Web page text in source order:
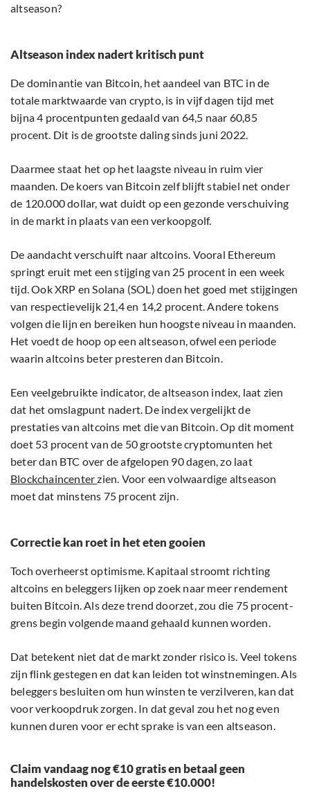
altseason?
Altseason index nadert kritisch punt
De dominantie van Bitcoin, het aandeel van BTC in de
totale marktwaarde van crypto, is in vijf dagen tijd met
bijna 4 procentpunten gedaald van 64,5 naar 60,85
procent. Dit is de grootste daling sinds juni 2022.
Daarmee staat het op het laagste niveau in ruim vier
maanden. De koers van Bitcoin zelf blijft stabiel net onder
de 120.000 dollar, wat duidt op een gezonde verschuiving
in de markt in plaats van een verkoopgolf.
De aandacht verschuift naar altcoins. Vooral Ethereum
springt eruit met een stijging van 25 procent in een week
tijd. Ook XRP en Solana (SOL) doen het goed met stijgingen
van respectievelijk 21,4 en 14,2 procent. Andere tokens
volgen die lijn en bereiken hun hoogste niveau in maanden.
Het voedt de hoop op een altseason, ofwel een periode
waarin altcoins beter presteren dan Bitcoin.
Een veelgebruikte indicator, de altseason index, laat zien
dat het omslagpunt nadert. De index vergelijkt de
prestaties van altcoins met die van Bitcoin. Op dit moment
doet 53 procent van de 50 grootste cryptomunten het
beter dan BTC over de afgelopen 90 dagen, zo laat
Blockchaincenterzien. Voor een volwaardige altseason
moet dat minstens 75 procent zijn.
Correctie kan roet in het eten gooien
Toch overheerst optimisme. Kapitaal stroomt richting
altcoins en beleggers lijken op zoek naar meer rendement
buiten Bitcoin. Als deze trend doorzet, zou die 75 procent-
grens begin volgende maand gehaald kunnen worden.
Dat betekent niet dat de markt zonder risico is. Veel tokens
zijn flink gestegen en dat kan leiden tot winstnemingen. Als
beleggers besluiten om hun winsten te verzilveren, kan dat
voor verkoopdruk zorgen. In dat geval zou het nog even
kunnen duren voor er echt sprake is van een altseason.
Claim vandaag nog €10 gratis en betaal geen
handelskosten over de eerste €10.000!